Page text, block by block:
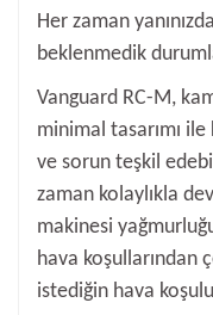
Her zaman
beklenmedik
Vanguard RC-M,
minimal tasarımı
ve sorun teşkil
zaman kolaylıkla
makinesi
hava koşullarından
istediğin hava